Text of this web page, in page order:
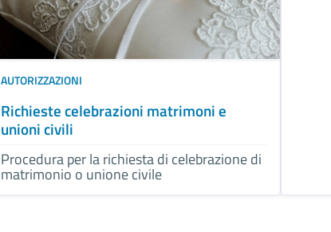
AUTORIZZAZIONI
Richieste celebrazioni matrimoni e
unioni civili
Procedura per la richiesta di celebrazione di
matrimonio o unione civile